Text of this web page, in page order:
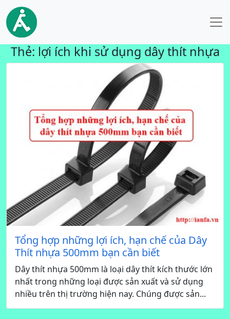
Thẻ: lợi ích khi sử dụng dây thít nhựa
Tổng hợp những lợi ích, hạn chế của Dây
Thít nhựa 500mm bạn cần biết
Dây thít nhựa 500mm là loại dây thít kích thước lớn
nhất trong những loại được sản xuất và sử dụng
nhiều trên thị trường hiện nay. Chúng được sản...